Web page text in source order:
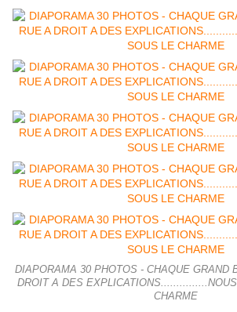
DIAPORAMA 30 PHOTOS - CHAQUE GRAND
DROIT A DES
CHARME